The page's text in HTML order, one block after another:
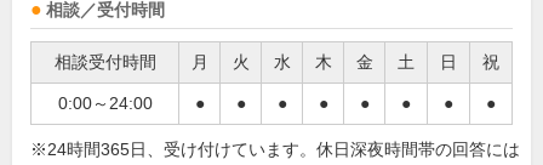
相談／受付時間
相談受付時間 月 火 水 木 金 土 日 祝
0:00～24:00 ● ● ● ● ● ● ● ●
※24時間365日、受け付けています。休日深夜時間帯の回答には